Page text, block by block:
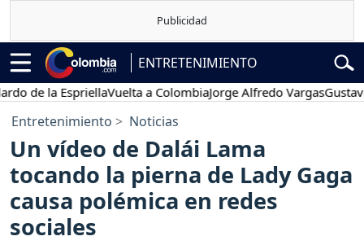
ENTRETENIMIENTO
la EspriellaVuelta a ColombiaJorge Alfredo VargasGustavo
Entretenimiento Noticias
Un vídeo de Dalái Lama
tocando la pierna de Lady Gaga
causa polémica en redes
sociales